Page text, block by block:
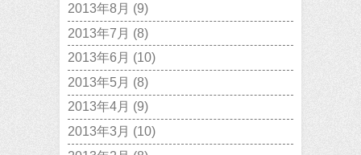
2013年8月 (9)
2013年7月 (8)
2013年6月 (10)
2013年5月 (8)
2013年4月 (9)
2013年3月 (10)